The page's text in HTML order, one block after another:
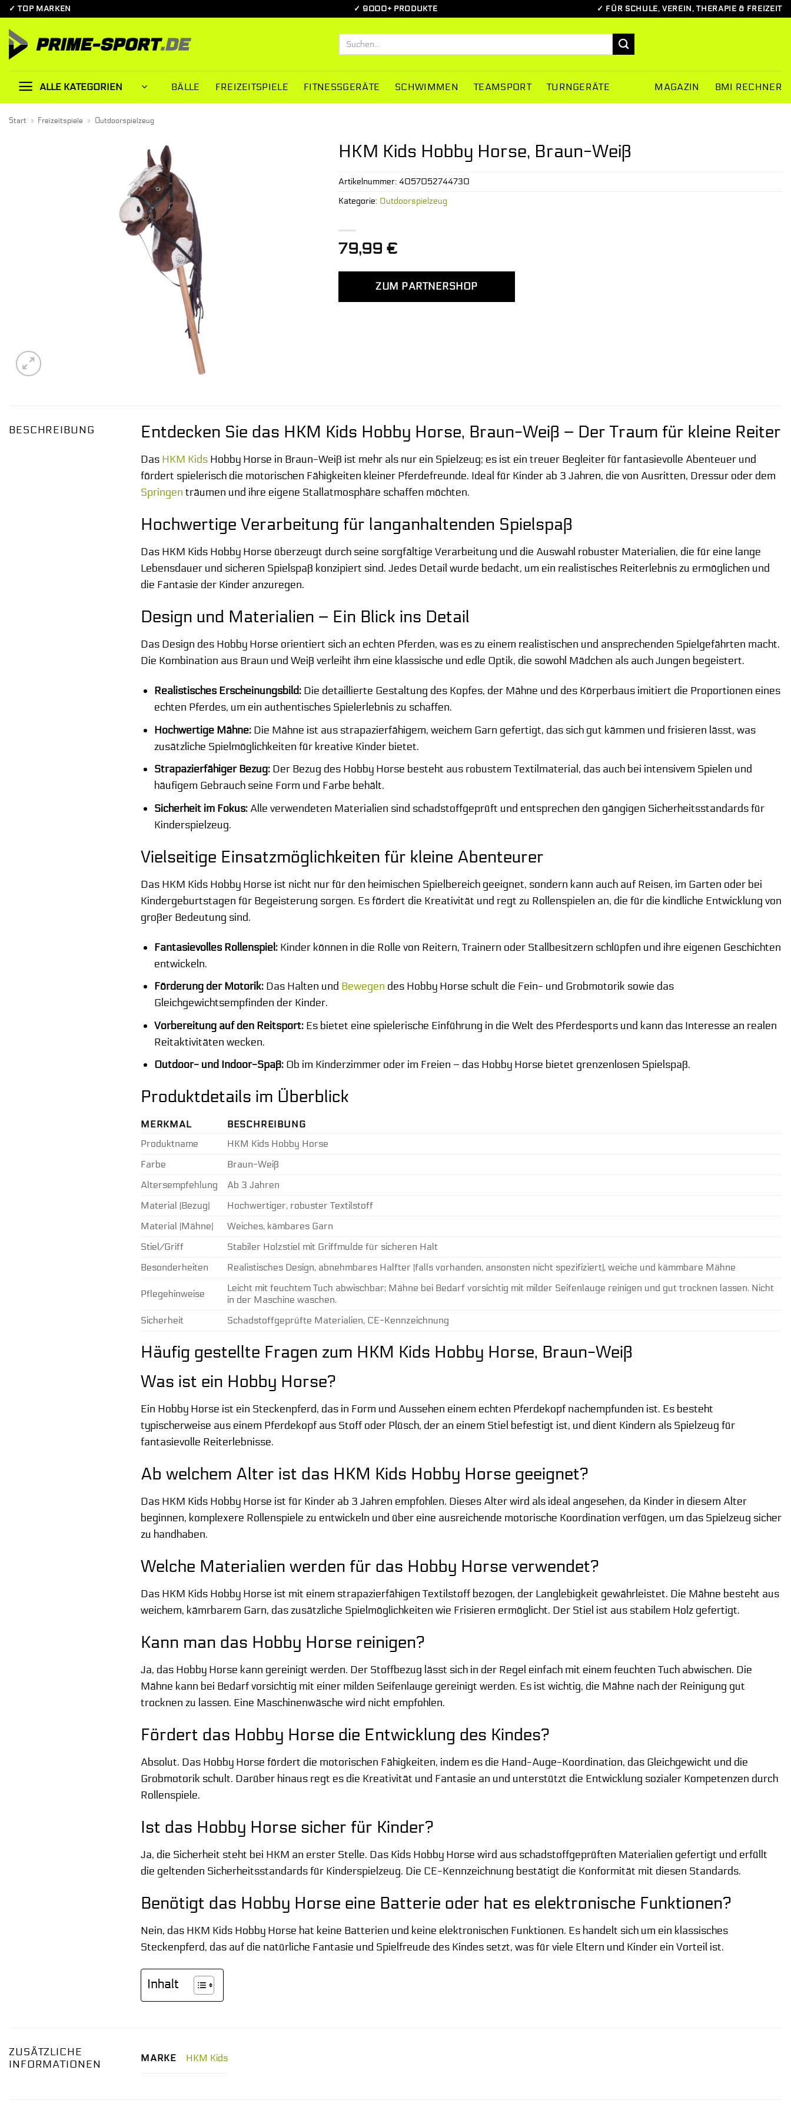
Zum
springen
✓ TOP MARKEN ✓ 9000+ PRODUKTE ✓ FÜR SCHULE, VEREIN, THERAPIE & FREIZEIT
Suchen
ALLE KATEGORIEN BÄLLE FREIZEITSPIELE FITNESSGERÄTE SCHWIMMEN TEAMSPORT TURNGERÄTE MAGAZIN BMI RECHNER
Start » Freizeitspiele » Outdoorspielzeug
HKM Kids Hobby Horse, Braun-Weiß
79,99 €
ZUM PARTNERSHOP
Artikelnummer: 4057052744730
Kategorie: Outdoorspielzeug
BESCHREIBUNG Entdecken Sie das HKM Kids Hobby Horse, Braun-Weiß – Der Traum für kleine Reiter
Das HKM Kids Hobby Horse in Braun-Weiß ist mehr als nur ein Spielzeug; es ist ein treuer Begleiter für fantasievolle Abenteuer und
fördert spielerisch die motorischen Fähigkeiten kleiner Pferdefreunde. Ideal für Kinder ab 3 Jahren, die von Ausritten, Dressur oder dem
Springen träumen und ihre eigene Stallatmosphäre schaffen möchten.
Hochwertige Verarbeitung für langanhaltenden Spielspaß
Das HKM Kids Hobby Horse überzeugt durch seine sorgfältige Verarbeitung und die Auswahl robuster Materialien, die für eine lange
Lebensdauer und sicheren Spielspaß konzipiert sind. Jedes Detail wurde bedacht, um ein realistisches Reiterlebnis zu ermöglichen und
die Fantasie der Kinder anzuregen.
Design und Materialien – Ein Blick ins Detail
Das Design des Hobby Horse orientiert sich an echten Pferden, was es zu einem realistischen und ansprechenden Spielgefährten macht.
Die Kombination aus Braun und Weiß verleiht ihm eine klassische und edle Optik, die sowohl Mädchen als auch Jungen begeistert.
Realistisches Erscheinungsbild:Die detaillierte Gestaltung des Kopfes, der Mähne und des Körperbaus imitiert die Proportionen eines
echten Pferdes, um ein authentisches Spielerlebnis zu schaffen.
Hochwertige Mähne:Die Mähne ist aus strapazierfähigem, weichem Garn gefertigt, das sich gut kämmen und frisieren lässt, was
zusätzliche Spielmöglichkeiten für kreative Kinder bietet.
Strapazierfähiger Bezug:Der Bezug des Hobby Horse besteht aus robustem Textilmaterial, das auch bei intensivem Spielen und
häufigem Gebrauch seine Form und Farbe behält.
Sicherheit im Fokus:Alle verwendeten Materialien sind schadstoffgeprüft und entsprechen den gängigen Sicherheitsstandards für
Kinderspielzeug.
Vielseitige Einsatzmöglichkeiten für kleine Abenteurer
Das HKM Kids Hobby Horse ist nicht nur für den heimischen Spielbereich geeignet, sondern kann auch auf Reisen, im Garten oder bei
Kindergeburtstagen für Begeisterung sorgen. Es fördert die Kreativität und regt zu Rollenspielen an, die für die kindliche Entwicklung von
großer Bedeutung sind.
Fantasievolles Rollenspiel:Kinder können in die Rolle von Reitern, Trainern oder Stallbesitzern schlüpfen und ihre eigenen Geschichten
entwickeln.
Förderung der Motorik:Das Halten und Bewegen des Hobby Horse schult die Fein- und Grobmotorik sowie das
Gleichgewichtsempfinden der Kinder.
Vorbereitung auf den Reitsport:Es bietet eine spielerische Einführung in die Welt des Pferdesports und kann das Interesse an realen
Reitaktivitäten wecken.
Outdoor- und Indoor-Spaß:Ob im Kinderzimmer oder im Freien – das Hobby Horse bietet grenzenlosen Spielspaß.
Produktdetails im Überblick
MERKMAL
BESCHREIBUNG
Produktname
HKM Kids Hobby Horse
Farbe
Braun-Weiß
Altersempfehlung
Ab 3 Jahren
Material (Bezug)
Hochwertiger, robuster Textilstoff
Material (Mähne)
Weiches, kämbares Garn
Stiel/Griff
Stabiler Holzstiel mit Griffmulde für sicheren Halt
Besonderheiten
Realistisches Design, abnehmbares Halfter (falls vorhanden, ansonsten nicht spezifiziert), weiche und kämmbare Mähne
Pflegehinweise
Leicht mit feuchtem Tuch abwischbar; Mähne bei Bedarf vorsichtig mit milder Seifenlauge reinigen und gut trocknen lassen. Nicht
in der Maschine waschen.
Sicherheit
Schadstoffgeprüfte Materialien, CE-Kennzeichnung
Häufig gestellte Fragen zum HKM Kids Hobby Horse, Braun-Weiß
Was ist ein Hobby Horse?
Ein Hobby Horse ist ein Steckenpferd, das in Form und Aussehen einem echten Pferdekopf nachempfunden ist. Es besteht
typischerweise aus einem Pferdekopf aus Stoff oder Plüsch, der an einem Stiel befestigt ist, und dient Kindern als Spielzeug für
fantasievolle Reiterlebnisse.
Ab welchem Alter ist das HKM Kids Hobby Horse geeignet?
Das HKM Kids Hobby Horse ist für Kinder ab 3 Jahren empfohlen. Dieses Alter wird als ideal angesehen, da Kinder in diesem Alter
beginnen, komplexere Rollenspiele zu entwickeln und über eine ausreichende motorische Koordination verfügen, um das Spielzeug sicher
zu handhaben.
Welche Materialien werden für das Hobby Horse verwendet?
Das HKM Kids Hobby Horse ist mit einem strapazierfähigen Textilstoff bezogen, der Langlebigkeit gewährleistet. Die Mähne besteht aus
weichem, kämrbarem Garn, das zusätzliche Spielmöglichkeiten wie Frisieren ermöglicht. Der Stiel ist aus stabilem Holz gefertigt.
Kann man das Hobby Horse reinigen?
Ja, das Hobby Horse kann gereinigt werden. Der Stoffbezug lässt sich in der Regel einfach mit einem feuchten Tuch abwischen. Die
Mähne kann bei Bedarf vorsichtig mit einer milden Seifenlauge gereinigt werden. Es ist wichtig, die Mähne nach der Reinigung gut
trocknen zu lassen. Eine Maschinenwäsche wird nicht empfohlen.
Fördert das Hobby Horse die Entwicklung des Kindes?
Absolut. Das Hobby Horse fördert die motorischen Fähigkeiten, indem es die Hand-Auge-Koordination, das Gleichgewicht und die
Grobmotorik schult. Darüber hinaus regt es die Kreativität und Fantasie an und unterstützt die Entwicklung sozialer Kompetenzen durch
Rollenspiele.
Ist das Hobby Horse sicher für Kinder?
Ja, die Sicherheit steht bei HKM an erster Stelle. Das Kids Hobby Horse wird aus schadstoffgeprüften Materialien gefertigt und erfüllt
die geltenden Sicherheitsstandards für Kinderspielzeug. Die CE-Kennzeichnung bestätigt die Konformität mit diesen Standards.
Benötigt das Hobby Horse eine Batterie oder hat es elektronische Funktionen?
Nein, das HKM Kids Hobby Horse hat keine Batterien und keine elektronischen Funktionen. Es handelt sich um ein klassisches
Steckenpferd, das auf die natürliche Fantasie und Spielfreude des Kindes setzt, was für viele Eltern und Kinder ein Vorteil ist.
Inhalt
ZUSÄTZLICHE
INFORMATIONEN
MARKE HKM Kids